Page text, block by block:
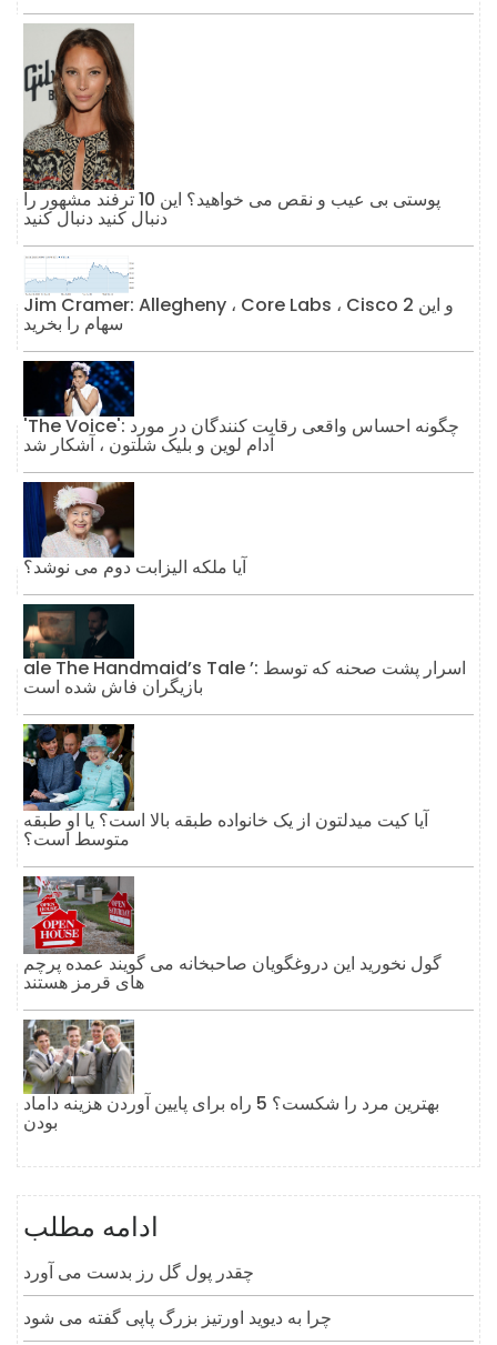
پوستی بی عیب و نقص می خواهید؟ این 10 ترفند مشهور را
دنبال کنید دنبال کنید
Jim Cramer: Allegheny ، Core Labs ، Cisco و این 2
سهام را بخرید
'The Voice': چگونه احساس واقعی رقابت کنندگان در مورد
آدام لوین و بلیک شلتون ، آشکار شد
آیا ملکه الیزابت دوم می نوشد؟
ale The Handmaid’s Tale ’: اسرار پشت صحنه که توسط
بازیگران فاش شده است
آیا کیت میدلتون از یک خانواده طبقه بالا است؟ یا او طبقه
متوسط ​​است؟
گول نخورید این دروغگویان صاحبخانه می گویند عمده پرچم
های قرمز هستند
بهترین مرد را شکست؟ 5 راه برای پایین آوردن هزینه داماد
بودن
ادامه مطلب
چقدر پول گل رز بدست می آورد
چرا به دیوید اورتیز بزرگ پاپی گفته می شود